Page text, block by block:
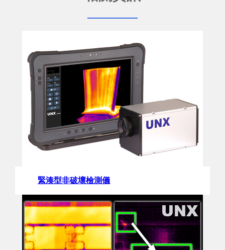
緊湊型非破壞檢測儀